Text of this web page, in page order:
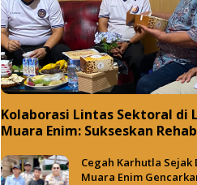
Kolaborasi Lintas Sektoral di
Muara Enim: Sukseskan
Bakery
Cegah Karhutla Sejak
Muara Enim